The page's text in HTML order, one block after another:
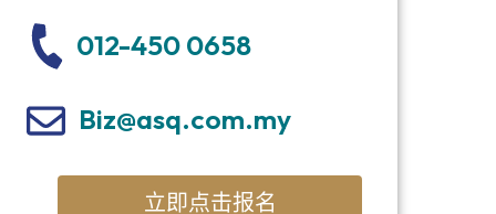
012-450 0658
Biz@asq.com.my
立即点击报名